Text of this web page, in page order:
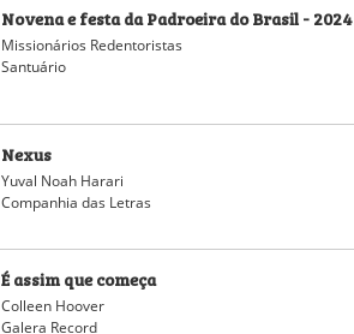
Novena e festa da Padroeira do Brasil - 2024
Missionários Redentoristas
Santuário
Nexus
Yuval Noah Harari
Companhia das Letras
É assim que começa
Colleen Hoover
Galera Record